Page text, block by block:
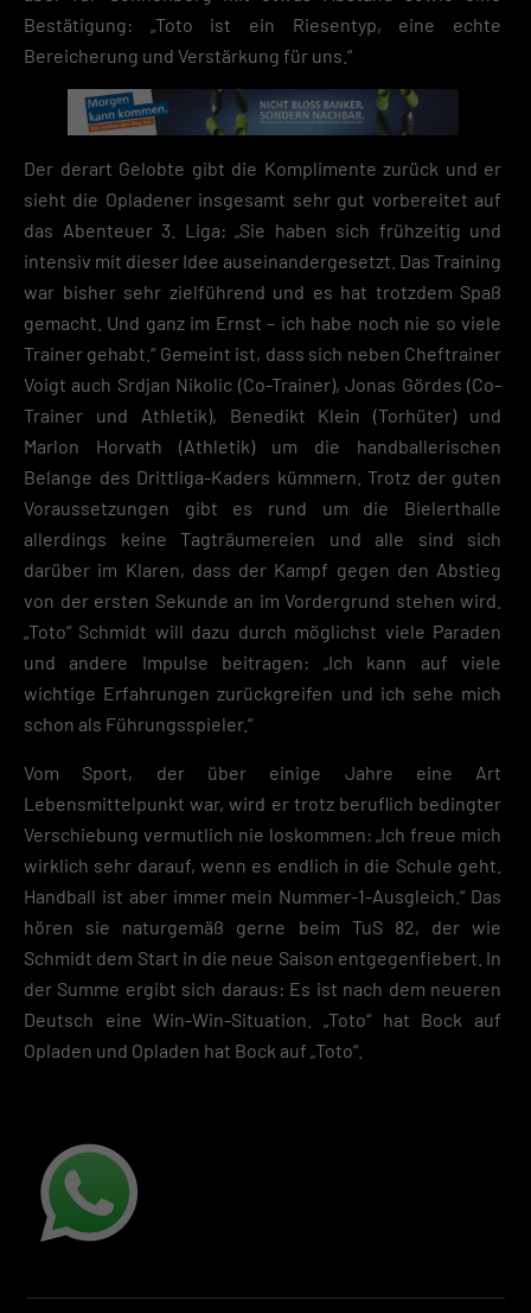
Bestätigung: „Toto ist ein Riesentyp, eine echte
Bereicherung und Verstärkung für uns.“
Der derart Gelobte gibt die Komplimente zurück und er
sieht die Opladener insgesamt sehr gut vorbereitet auf
das Abenteuer 3. Liga: „Sie haben sich frühzeitig und
intensiv mit dieser Idee auseinandergesetzt. Das Training
war bisher sehr zielführend und es hat trotzdem Spaß
gemacht. Und ganz im Ernst – ich habe noch nie so viele
Trainer gehabt.“ Gemeint ist, dass sich neben Cheftrainer
Voigt auch Srdjan Nikolic (Co-Trainer), Jonas Gördes (Co-
Trainer und Athletik), Benedikt Klein (Torhüter) und
Marlon Horvath (Athletik) um die handballerischen
Belange des Drittliga-Kaders kümmern. Trotz der guten
Voraussetzungen gibt es rund um die Bielerthalle
allerdings keine Tagträumereien und alle sind sich
darüber im Klaren, dass der Kampf gegen den Abstieg
von der ersten Sekunde an im Vordergrund stehen wird.
„Toto“ Schmidt will dazu durch möglichst viele Paraden
und andere Impulse beitragen: „Ich kann auf viele
wichtige Erfahrungen zurückgreifen und ich sehe mich
schon als Führungsspieler.“
Vom Sport, der über einige Jahre eine Art
Lebensmittelpunkt war, wird er trotz beruflich bedingter
Verschiebung vermutlich nie loskommen: „Ich freue mich
wirklich sehr darauf, wenn es endlich in die Schule geht.
Handball ist aber immer mein Nummer-1-Ausgleich.“ Das
hören sie naturgemäß gerne beim TuS 82, der wie
Schmidt dem Start in die neue Saison entgegenfiebert. In
der Summe ergibt sich daraus: Es ist nach dem neueren
Deutsch eine Win-Win-Situation. „Toto“ hat Bock auf
Opladen und Opladen hat Bock auf „Toto“.
Diensten geben möchtest, musst du deine Erziehungsberechtigten um
Erlaubnis bitten.
Hier finden Sie eine Übersicht über alle verwendeten Cookies. Sie
Informationen anzeigen lassen und so nur bestimmte Cookies
auswählen.
Speichern
Datenschutzeinstellungen
Essenziell (2)
einwandfreie Funktion der Website erforderlich.
Cookie-Informationen anzeigen